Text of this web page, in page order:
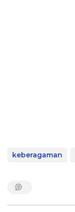
keberagaman